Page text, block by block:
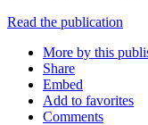
Read the publication
More by this
Share
Embed
Add to favorites
Comments